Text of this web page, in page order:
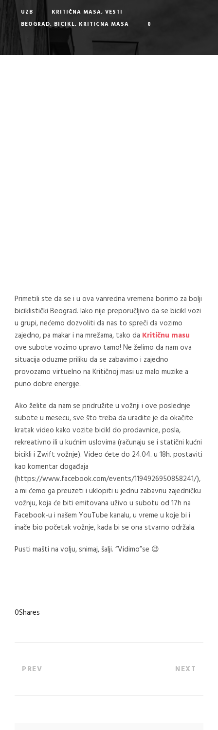
UZB KRITIČNA MASA, VESTI
BEOGRAD, BICIKL, KRITICNA MASA 0
Primetili ste da se i u ova vanredna vremena borimo za bolji
biciklistički Beograd. Iako nije preporučljivo da se bicikl vozi
u grupi, nećemo dozvoliti da nas to spreči da vozimo
zajedno, pa makar i na mrežama, tako da Kritičnu masu
ove subote vozimo upravo tamo! Ne želimo da nam ova
situacija oduzme priliku da se zabavimo i zajedno
provozamo virtuelno na Kritičnoj masi uz malo muzike a
puno dobre energije.
Ako želite da nam se pridružite u vožnji i ove poslednje
subote u mesecu, sve što treba da uradite je da okačite
kratak video kako vozite bicikl do prodavnice, posla,
rekreativno ili u kućnim uslovima (računaju se i statični kućni
bicikli i Zwift vožnje). Video ćete do 24.04. u 18h. postaviti
kao komentar događaja
(https://www.facebook.com/events/1194926950858241/),
a mi ćemo ga preuzeti i uklopiti u jednu zabavnu zajedničku
vožnju, koja će biti emitovana uživo u subotu od 17h na
Facebook-u i našem YouTube kanalu, u vreme u koje bi i
inače bio početak vožnje, kada bi se ona stvarno održala.
Pusti mašti na volju, snimaj, šalji. “Vidimo”se 😉
0Shares
PREV NEXT